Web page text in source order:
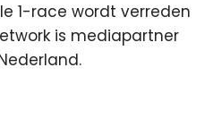
1-race wordt verreden
is mediapartner